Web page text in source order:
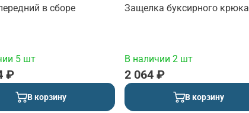
в сборе
5 шт
₽
В корзину
Защелка буксирного крюка
В наличии 2 шт
2 064 ₽
В корзину